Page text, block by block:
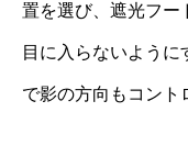
置を選び、遮光フー
目に入らないように
で影の方向もコント